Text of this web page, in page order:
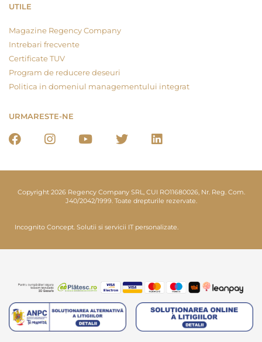
UTILE
Magazine Regency Company
Intrebari frecvente
Certificate TUV
Program de reducere deseuri
Politica in domeniul managementului integrat
URMARESTE-NE
Copyright 2026 Regency Company SRL, CUI RO11680026, Nr. Reg. Com.
J40/2042/1999. Toate drepturile rezervate.
Incognito Concept. Solutii si servicii IT personalizate.